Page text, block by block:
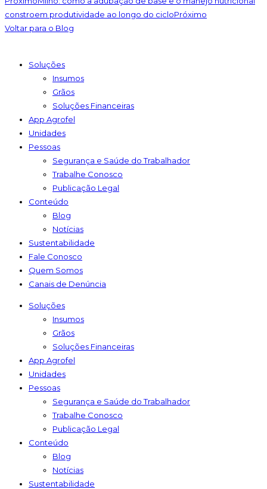
constroem produtividade ao longo do cicloPróximo
Voltar para o Blog
Soluções
Insumos
Grãos
Soluções Financeiras
App Agrofel
Unidades
Pessoas
Segurança e Saúde do Trabalhador
Trabalhe Conosco
Publicação Legal
Conteúdo
Blog
Notícias
Sustentabilidade
Fale Conosco
Quem Somos
Canais de Denúncia
Soluções
Insumos
Grãos
Soluções Financeiras
App Agrofel
Unidades
Pessoas
Segurança e Saúde do Trabalhador
Trabalhe Conosco
Publicação Legal
Conteúdo
Blog
Notícias
Sustentabilidade